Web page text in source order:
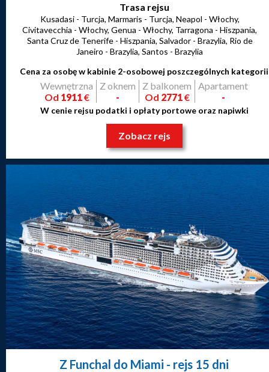
Trasa rejsu
Kusadasi - Turcja, Marmaris - Turcja, Neapol - Włochy,
Civitavecchia - Włochy, Genua - Włochy, Tarragona - Hiszpania,
Santa Cruz de Tenerife - Hiszpania, Salvador - Brazylia, Rio de
Janeiro - Brazylia, Santos - Brazylia
Cena za osobę w kabinie 2-osobowej poszczególnych kategorii
Wewnętrzna
Od 1911€
Z oknem
-
Z balkonem
Od 2771€
Apartament
-
W cenie rejsu podatki i opłaty portowe oraz napiwki
Zobacz rejs
Z Funchal do Miami - rejs 15 dni